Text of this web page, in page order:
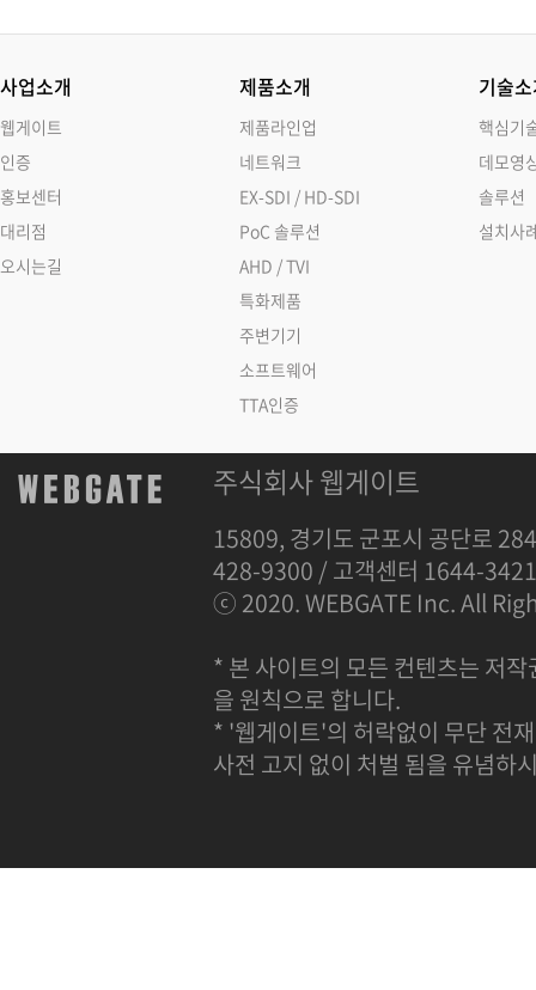
사업소개
웹게이트
인증
홍보센터
대리점
오시는길
제품소개
제품라인업
네트워크
EX-SDI / HD-SDI
PoC 솔루션
AHD / TVI
특화제품
주변기기
소프트웨어
TTA인증
기술
핵심기
데모영
솔루션
설치사
주식회사 웹게이트
15809, 경기도 군포시 공단로
428-9300 / 고객센터 1644-
ⓒ 2020. WEBGATE Inc. All
* 본 사이트의 모든 컨텐츠는 저
을 원칙으로 합니다.
* '웹게이트'의 허락없이 무단 전
사전 고지 없이 처벌 됨을 유념하